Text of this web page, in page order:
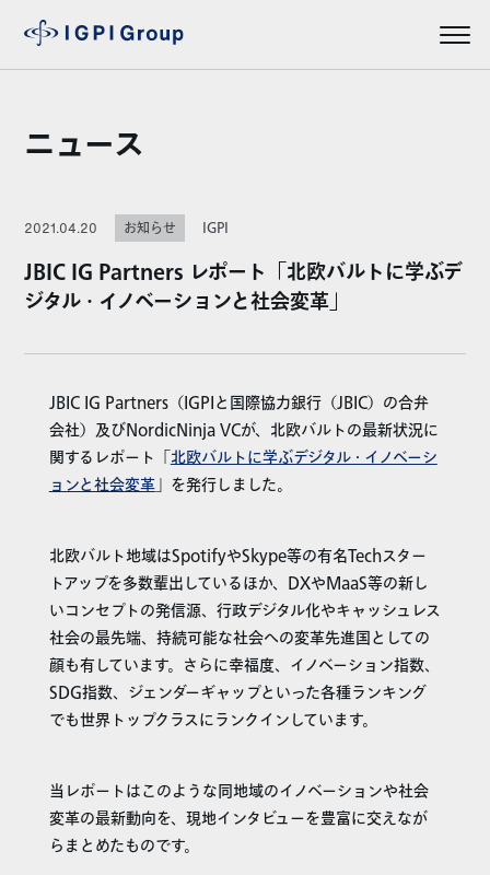
ニュース
2021.04.20 お知らせ IGPI
JBIC IG Partners レポート「北欧バルトに学ぶデ
ジタル・イノベーションと社会変革」
JBIC IG Partners（IGPIと国際協力銀行（JBIC）の合弁
会社）及びNordicNinja VCが、北欧バルトの最新状況に
関するレポート「北欧バルトに学ぶデジタル・イノベーシ
ョンと社会変革」を発行しました。
北欧バルト地域はSpotifyやSkype等の有名Techスター
トアップを多数輩出しているほか、DXやMaaS等の新し
いコンセプトの発信源、行政デジタル化やキャッシュレス
社会の最先端、持続可能な社会への変革先進国としての
顔も有しています。さらに幸福度、イノベーション指数、
SDG指数、ジェンダーギャップといった各種ランキング
でも世界トップクラスにランクインしています。
当レポートはこのような同地域のイノベーションや社会
変革の最新動向を、現地インタビューを豊富に交えなが
らまとめたものです。